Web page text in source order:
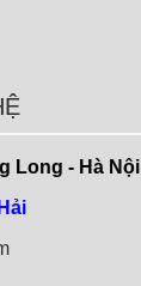
Long - Hà Nội